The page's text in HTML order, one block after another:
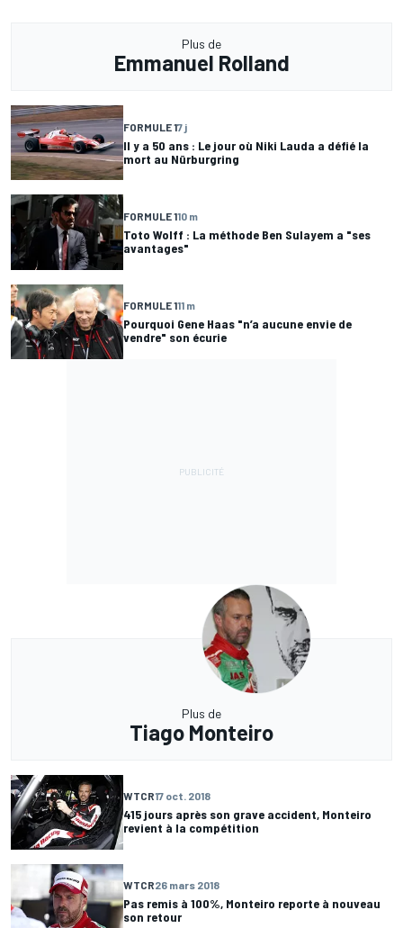
Plus de
Emmanuel Rolland
FORMULE 17 j
Il y a 50 ans : Le jour où Niki Lauda a défié la
mort au Nürburgring
FORMULE 110 m
Toto Wolff : La méthode Ben Sulayem a "ses
avantages"
FORMULE 111 m
Pourquoi Gene Haas "n’a aucune envie de
vendre" son écurie
Plus de
Tiago Monteiro
WTCR17 oct. 2018
415 jours après son grave accident, Monteiro
revient à la compétition
WTCR26 mars 2018
Pas remis à 100%, Monteiro reporte à nouveau
son retour